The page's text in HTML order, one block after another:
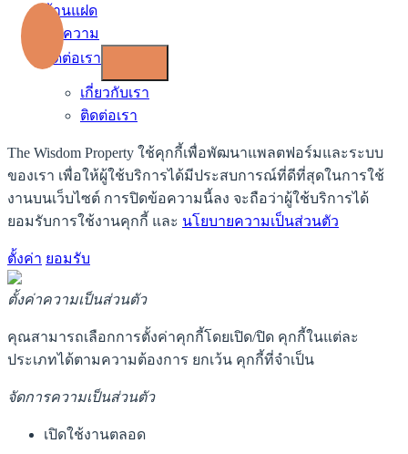
บ้านแฝด
บทความ
ติดต่อเรา
เกี่ยวกับเรา
ติดต่อเรา
The Wisdom Property ใช้คุกกี้เพื่อพัฒนาแพลตฟอร์มและระบบ
ของเรา เพื่อให้ผู้ใช้บริการได้มีประสบการณ์ที่ดีที่สุดในการใช้
งานบนเว็บไซต์ การปิดข้อความนี้ลง จะถือว่าผู้ใช้บริการได้
ยอมรับการใช้งานคุกกี้ และ นโยบายความเป็นส่วนตัว
ตั้งค่า ยอมรับ
ตั้งค่าความเป็นส่วนตัว
คุณสามารถเลือกการตั้งค่าคุกกี้โดยเปิด/ปิด คุกกี้ในแต่ละ
ประเภทได้ตามความต้องการ ยกเว้น คุกกี้ที่จำเป็น
จัดการความเป็นส่วนตัว
เปิดใช้งานตลอด